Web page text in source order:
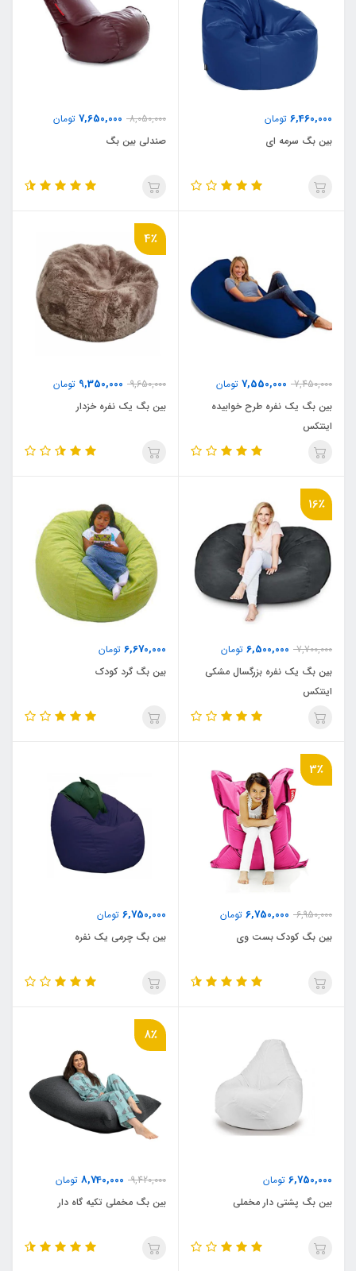
6,460,000 تومان
بین بگ سرمه ای
8,050,000
7,650,000 تومان
صندلی بین بگ
7,450,000
7,550,000 تومان
بین بگ یک نفره طرح خوابیده
اینتکس
4٪
9,650,000
9,350,000 تومان
بین بگ یک نفره خزدار
16٪
7,700,000
6,500,000 تومان
بین بگ یک نفره بزرگسال مشکی
اینتکس
6,670,000 تومان
بین بگ گرد کودک
3٪
6,950,000
6,750,000 تومان
بین بگ کودک بست وی
6,750,000 تومان
بین بگ چرمی یک نفره
6,750,000 تومان
بین بگ پشتی دار مخملی
8٪
9,420,000
8,740,000 تومان
بین بگ مخملی تکیه گاه دار